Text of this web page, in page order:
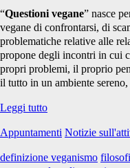
“Questioni vegane” nasce
vegane di confrontarsi, di
problematiche relative alle
propone degli incontri in cui
propri problemi, il proprio
il tutto in un ambiente
Leggi tuttoQuestioni
#3
Appuntamenti Notizie
definizione veganismo